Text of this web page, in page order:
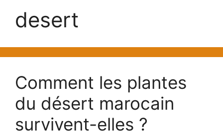
desert
Comment les plantes
du désert marocain
survivent-elles ?